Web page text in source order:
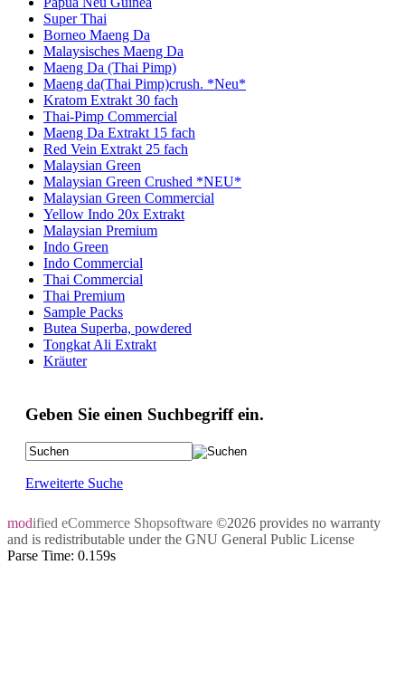
Super Thai
Borneo Maeng Da
Malaysisches Maeng Da
Maeng Da (Thai Pimp)
Maeng da(Thai Pimp)crush. *Neu*
Kratom Extrakt 30 fach
Thai-Pimp Commercial
Maeng Da Extrakt 15 fach
Red Vein Extrakt 25 fach
Malaysian Green
Malaysian Green Crushed *NEU*
Malaysian Green Commercial
Yellow Indo 20x Extrakt
Malaysian Premium
Indo Green
Indo Commercial
Thai Commercial
Thai Premium
Sample Packs
Butea Superba, powdered
Tongkat Ali Extrakt
Kräuter
Geben Sie einen Suchbegriff ein.
Erweiterte Suche
modified eCommerce Shopsoftware ©2026 provides no warranty
and is redistributable under the GNU General Public License
Parse Time: 0.159s